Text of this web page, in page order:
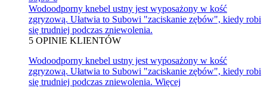
Wodoodporny knebel ustny jest wyposażony w kość
zgryzową. Ułatwia to Subowi "zaciskanie zębów", kiedy robi
się trudniej podczas zniewolenia.
5 OPINIE KLIENTÓW
Wodoodporny knebel ustny jest wyposażony w kość
zgryzową. Ułatwia to Subowi "zaciskanie zębów", kiedy robi
się trudniej podczas zniewolenia. Więcej